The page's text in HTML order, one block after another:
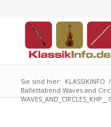
Sie sind hier: KLASSIKINFO /
Ballettabend Waves and